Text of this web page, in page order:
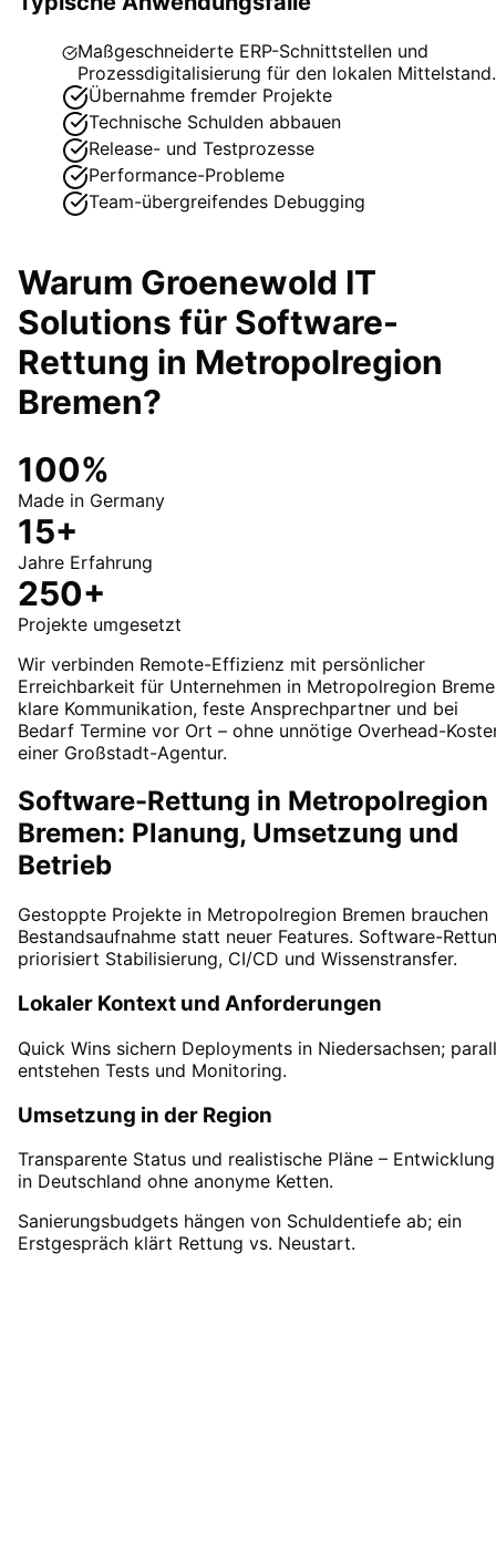
Maßgeschneiderte ERP-Schnittstellen und
Prozessdigitalisierung für den lokalen Mittelstand.
Übernahme fremder Projekte
Technische Schulden abbauen
Release- und Testprozesse
Performance-Probleme
Team-übergreifendes Debugging
Warum Groenewold IT
Solutions für Software-
Rettung in Metropolregion
Bremen?
100%
Made in Germany
15+
Jahre Erfahrung
250+
Projekte umgesetzt
Wir verbinden Remote-Effizienz mit persönlicher
Erreichbarkeit für Unternehmen in Metropolregion
klare Kommunikation, feste Ansprechpartner und bei
Bedarf Termine vor Ort – ohne unnötige Overhead-
einer Großstadt-Agentur.
Software-Rettung in Metropolregion
Bremen: Planung, Umsetzung und
Betrieb
Gestoppte Projekte in Metropolregion Bremen brauchen
Bestandsaufnahme statt neuer Features. Software-
priorisiert Stabilisierung, CI/CD und Wissenstransfer.
Lokaler Kontext und Anforderungen
Quick Wins sichern Deployments in Niedersachsen;
entstehen Tests und Monitoring.
Umsetzung in der Region
Transparente Status und realistische Pläne – Entwicklung
in Deutschland ohne anonyme Ketten.
Sanierungsbudgets hängen von Schuldentiefe ab; ein
Erstgespräch klärt Rettung vs. Neustart.